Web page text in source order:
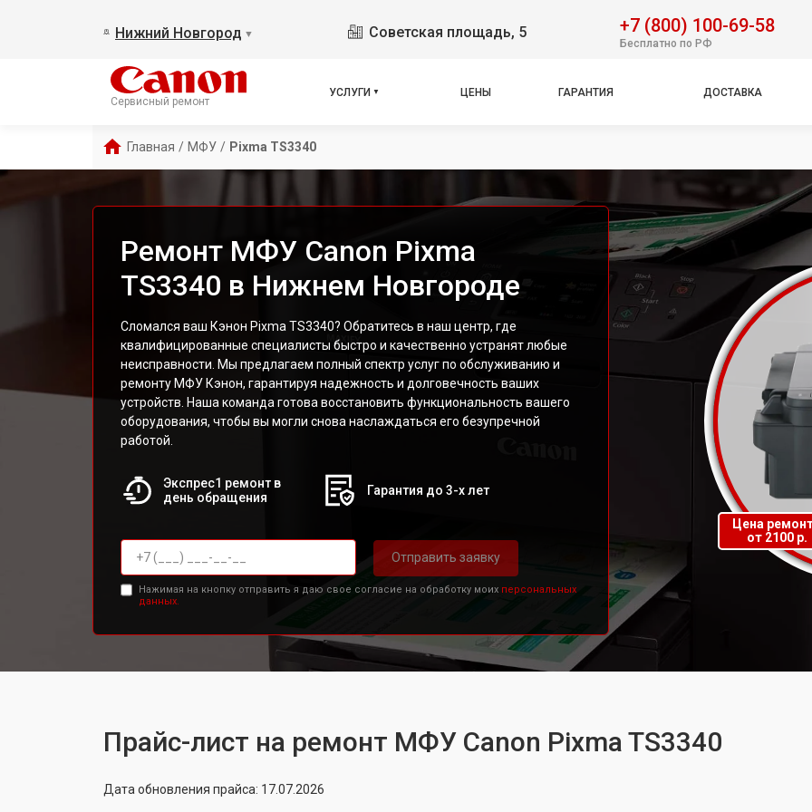
Нижний Новгород ▼ Советская площадь, 5 +7 (800) 100-69-58
Бесплатно по РФ
Сервисный ремонт
УСЛУГИ ЦЕНЫ ГАРАНТИЯ ДОСТАВКА
Главная / МФУ / Pixma TS3340
Ремонт МФУ Canon Pixma
TS3340 в Нижнем Новгороде
Сломался ваш Кэнон Pixma TS3340? Обратитесь в наш центр, где
квалифицированные специалисты быстро и качественно устранят любые
неисправности. Мы предлагаем полный спектр услуг по обслуживанию и
ремонту МФУ Кэнон, гарантируя надежность и долговечность ваших
устройств. Наша команда готова восстановить функциональность вашего
оборудования, чтобы вы могли снова наслаждаться его безупречной
работой.
Экспрес1 ремонт в
день обращения
Гарантия до 3-х лет
Отправить заявку
Нажимая на кнопку отправить я даю свое согласие на обработку моих персональных
данных.
Цена
от 2100 р.
Прайс-лист на ремонт МФУ Canon Pixma TS3340
Дата обновления прайса: 17.07.2026